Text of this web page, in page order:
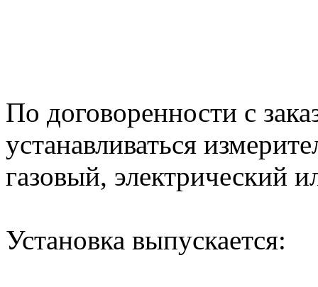
По договоренности с
устанавливаться
газовый, электрический
Установка выпускается: